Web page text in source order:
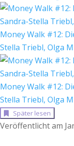
Money Walk #12:
Stella Triebl, Olga
Money Walk #12:
Stella Triebl, Olga
Später lesen
Veröffentlicht am